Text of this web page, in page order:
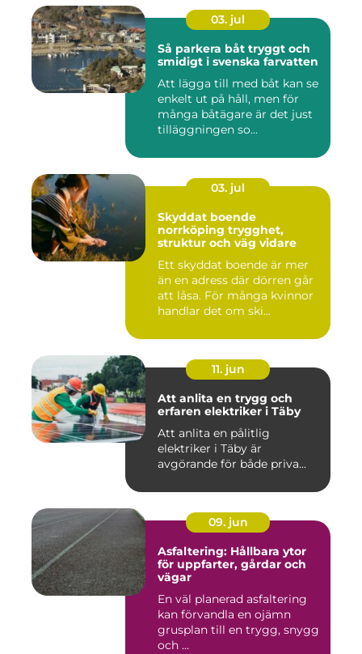
03. jul
Så parkera båt tryggt och
smidigt i svenska farvatten
Att lägga till med båt kan se
enkelt ut på håll, men för
många båtägare är det just
tilläggningen so...
03. jul
Skyddat boende
norrköping trygghet,
struktur och väg vidare
Ett skyddat boende är mer
än en adress där dörren går
att låsa. För många kvinnor
handlar det om ski...
11. jun
Att anlita en trygg och
erfaren elektriker i Täby
Att anlita en pålitlig
elektriker i Täby är
avgörande för både priva...
09. jun
Asfaltering: Hållbara ytor
för uppfarter, gårdar och
vägar
En väl planerad asfaltering
kan förvandla en ojämn
grusplan till en trygg, snygg
och ...